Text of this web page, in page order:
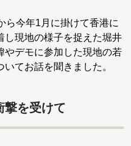
今年1月に掛けて香港に
し現地の様子を捉えた堀井
やデモに参加した現地の若
てお話を聞きました。
撃を受けて